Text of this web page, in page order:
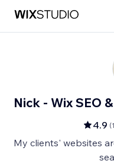
Nick - Wix SEO
4.9 (
My clients' websites